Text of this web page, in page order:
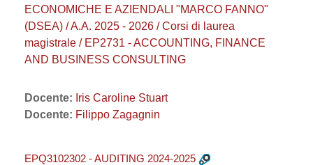
ECONOMICHE E AZIENDALI "MARCO FANNO"
(DSEA) / A.A. 2025 - 2026 / Corsi di laurea
magistrale / EP2731 - ACCOUNTING, FINANCE
AND BUSINESS CONSULTING
Docente: Iris Caroline Stuart
Docente: Filippo Zagagnin
EPQ3102302 - AUDITING 2024-2025